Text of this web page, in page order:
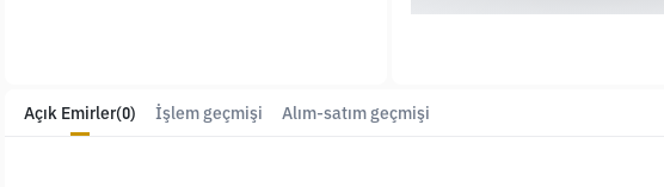
Açık Emirler(0) İşlem geçmişi Alım-satım geçmişi